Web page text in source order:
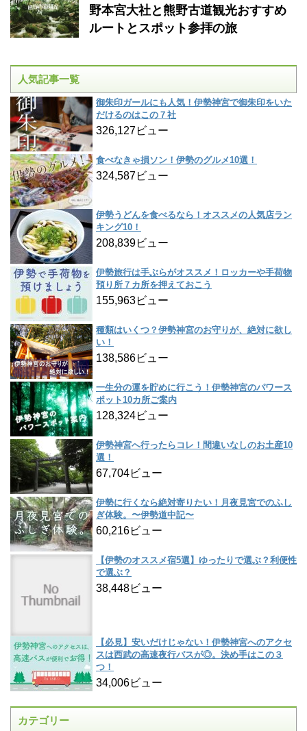
野本宮大社と熊野古道観光おすすめ
ルートとスポット参拝の旅
人気記事一覧
御朱印ガールにも人気！伊勢神宮で御朱印をいた
だけるのはこの７社
326,127ビュー
食べなきゃ損ソン！伊勢のグルメ10選！
324,587ビュー
伊勢うどんを食べるなら！オススメの人気店ラン
キング10！
208,839ビュー
伊勢旅行は手ぶらがオススメ！ロッカーや手荷物
預り所７カ所を押えておこう
155,963ビュー
種類はいくつ？伊勢神宮のお守りが、絶対に欲し
い！
138,586ビュー
一生分の運を貯めに行こう！伊勢神宮のパワース
ポット10カ所ご案内
128,324ビュー
伊勢神宮へ行ったらコレ！間違いなしのお土産10
選！
67,704ビュー
伊勢に行くなら絶対寄りたい！月夜見宮でのふし
ぎ体験。〜伊勢道中記〜
60,216ビュー
【伊勢のオススメ宿5選】ゆったりで選ぶ？利便性
で選ぶ？
38,448ビュー
【必見】安いだけじゃない！伊勢神宮へのアクセ
スは西武の高速夜行バスが◎。決め手はこの３
つ！
34,006ビュー
カテゴリー